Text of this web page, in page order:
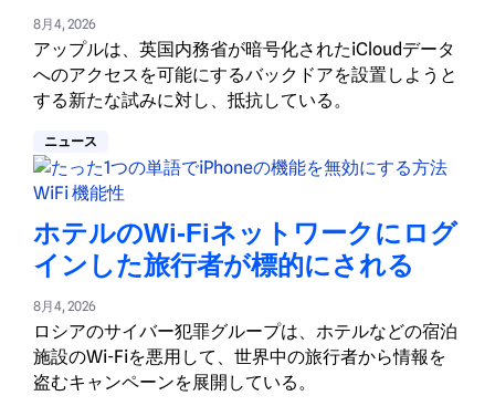
8月4, 2026
アップルは、英国内務省が暗号化されたiCloudデータ
へのアクセスを可能にするバックドアを設置しようと
する新たな試みに対し、抵抗している。
ニュース
ホテルのWi-Fiネットワークにログ
インした旅行者が標的にされる
8月4, 2026
ロシアのサイバー犯罪グループは、ホテルなどの宿泊
施設のWi-Fiを悪用して、世界中の旅行者から情報を
盗むキャンペーンを展開している。